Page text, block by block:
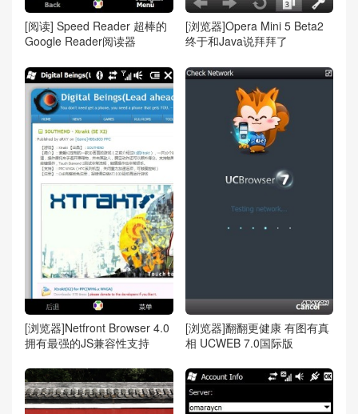
[阅读] Speed Reader 超棒的
Google Reader阅读器
[浏览器]Opera Mini 5 Beta2
终于和Java说拜拜了
[浏览器]Netfront Browser 4.0
拥有最强的JS兼容性支持
[浏览器]翻翻更健康 有图有真
相 UCWEB 7.0国际版